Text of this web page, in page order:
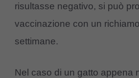
risultasse negativo, si può
vaccinazione con un
settimane.
Nel caso di un gatto appena